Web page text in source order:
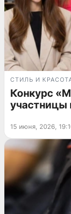
СТИЛЬ И
Конкурс
участницы
15 июня, 2026,